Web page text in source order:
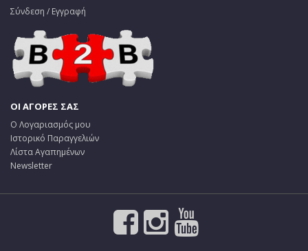
Σύνδεση / Εγγραφή
ΟΙ ΑΓΟΡΕΣ ΣΑΣ
Ο Λογαριασμός μου
Ιστορικό Παραγγελιών
Λίστα Αγαπημένων
Newsletter